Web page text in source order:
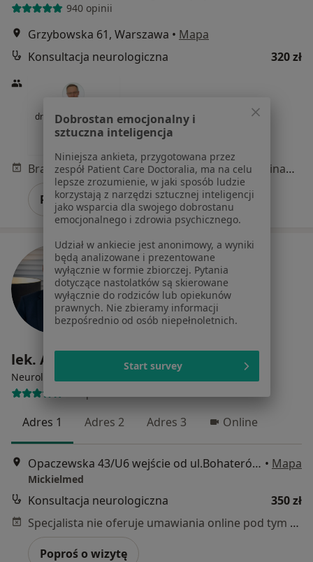
940 opinii
Grzybowska 61, Warszawa • Mapa
Konsultacja neurologiczna
320 zł
dr n. med. Grzegorz
Maksymiuk
Brak dostępnych specjalistów z wolnymi terminami w tym centrum medycznym.
Pokaż profil
lek. Anatol Mickielewicz
Neurolog
Adres 1 Adres 2 Adres 3 Online
Opaczewska 43/U6 wejście od ul.Bohaterów Września, Warszawa • Mapa
Mickielmed
Konsultacja neurologiczna
350 zł
Specjalista nie oferuje umawiania online pod tym adresem.
Poproś o wizytę
Dobrostan emocjonalny i
sztuczna inteligencja
Niniejsza ankieta, przygotowana przez
zespół Patient Care Doctoralia, ma na celu
lepsze zrozumienie, w jaki sposób ludzie
korzystają z narzędzi sztucznej inteligencji
jako wsparcia dla swojego dobrostanu
emocjonalnego i zdrowia psychicznego.
Udział w ankiecie jest anonimowy, a wyniki
będą analizowane i prezentowane
wyłącznie w formie zbiorczej. Pytania
dotyczące nastolatków są skierowane
wyłącznie do rodziców lub opiekunów
prawnych. Nie zbieramy informacji
bezpośrednio od osób niepełnoletnich.
Start survey